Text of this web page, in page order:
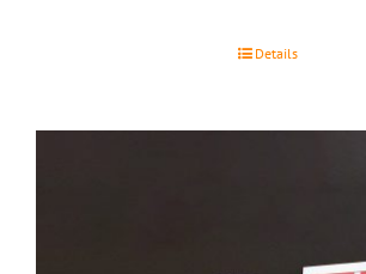
Details